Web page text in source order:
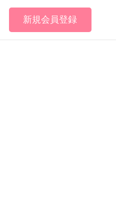
新規会員登録